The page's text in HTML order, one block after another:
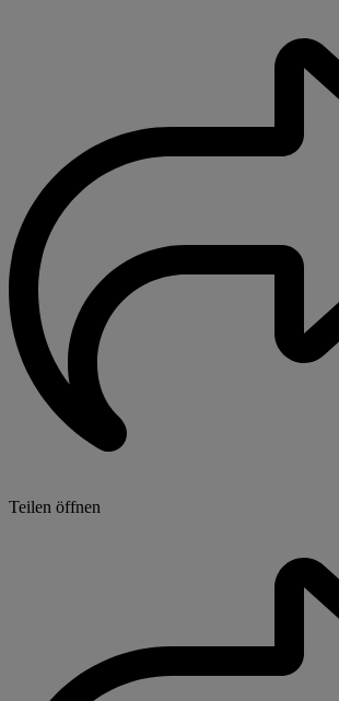
Teilen öffnen